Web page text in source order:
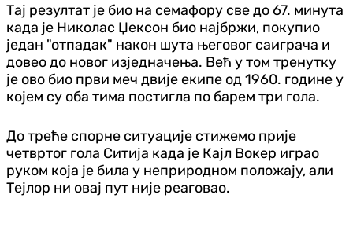
Тај резултат је био на семафору све до 67. минута
када је Николас Џексон био најбржи, покупио
један "отпадак" након шута његовог саиграча и
довео до новог изједначења. Већ у том тренутку
је ово био први меч двије екипе од 1960. године у
којем су оба тима постигла по барем три гола.
До треће спорне ситуације стижемо прије
четвртог гола Ситија када је Кајл Вокер играо
руком која је била у неприродном положају, али
Тејлор ни овај пут није реаговао.